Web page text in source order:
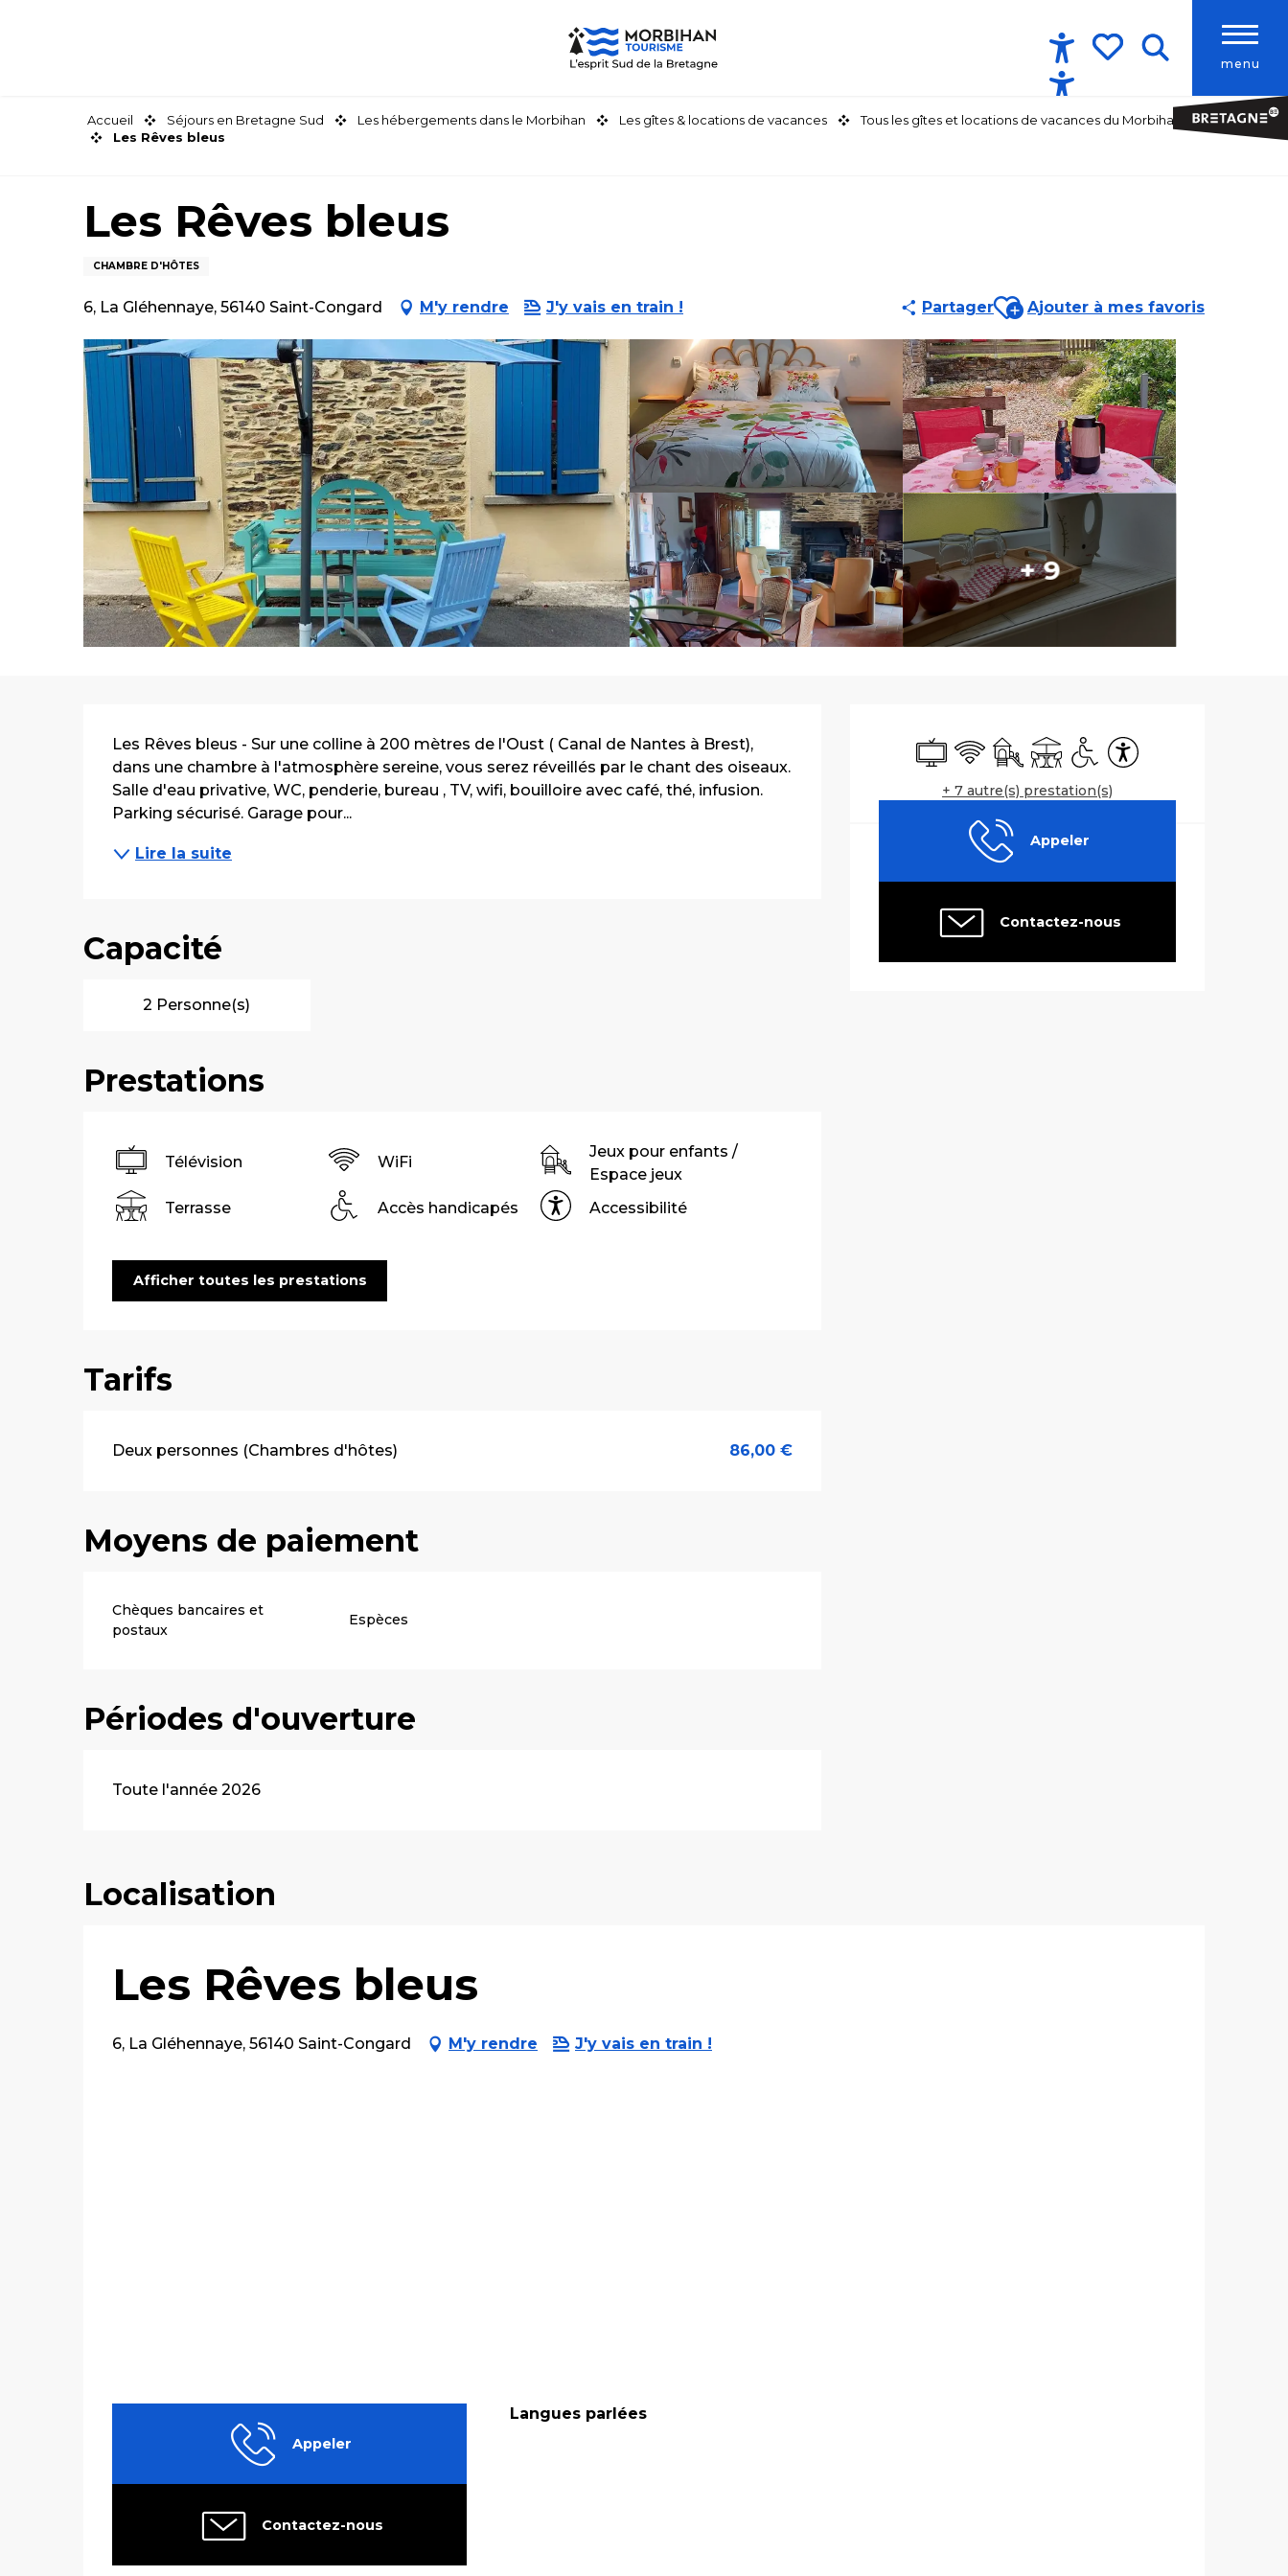
menu
Accessibilité
Accueil Séjours en Bretagne Sud Les hébergements dans le Morbihan Les gîtes & locations de vacances
Tous les gîtes et locations de vacances du Morbihan
Les Rêves bleus
Les Rêves bleus
CHAMBRE D'HÔTES
6, La Gléhennaye, 56140 Saint-Congard M'y rendre J'y vais en train ! PartagerAjouter aux favoris
Ajouter à mes favoris
+ 9
Ouverture et
Télévision
WiFi Jeux pour enfants / Espace jeux
TerrasseAccès handicapés
Accessibilité
+ 7 autre(s) prestation(s)
Appeler
Contactez-nous
Description
Les Rêves bleus - Sur une colline à 200 mètres de l'Oust ( Canal de Nantes à Brest),
dans une chambre à l'atmosphère sereine, vous serez réveillés par le chant des oiseaux.
Salle d'eau privative, WC, penderie, bureau , TV, wifi, bouilloire avec café, thé, infusion.
Parking sécurisé. Garage pour...
Lire la suite
Capacité
2 Personne(s)
Prestations
Télévision WiFi
Jeux pour enfants /
Espace jeux
Terrasse
Accès handicapés Accessibilité
Afficher toutes les prestations
Tarifs
Tarifs 2026
Deux personnes (Chambres d'hôtes) 86,00 €
Moyens de paiement
Chèques bancaires et
postaux
Espèces
Périodes d'ouverture
Toute l'année 2026
Localisation
Les Rêves bleus
6, La Gléhennaye, 56140 Saint-Congard M'y rendre J'y vais en train !
Appeler
Contactez-nous
Langues parlées
Langues parlées